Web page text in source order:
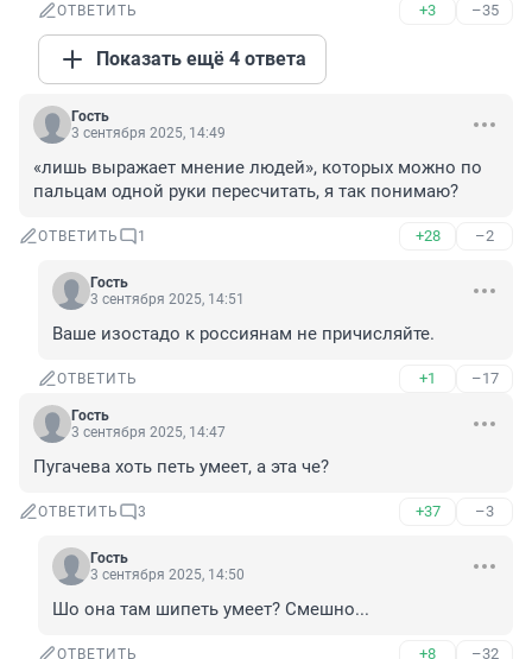
ОТВЕТИТЬ +3 –35
Показать ещё 4 ответа
Гость
3 сентября 2025, 14:49
«лишь выражает мнение людей», которых можно по
пальцам одной руки пересчитать, я так понимаю?
ОТВЕТИТЬ 1 +28 –2
Гость
3 сентября 2025, 14:51
Ваше изостадо к россиянам не причисляйте.
ОТВЕТИТЬ +1 –17
Гость
3 сентября 2025, 14:47
Пугачева хоть петь умеет, а эта че?
ОТВЕТИТЬ 3 +37 –3
Гость
3 сентября 2025, 14:50
Шо она там шипеть умеет? Смешно...
ОТВЕТИТЬ +8 –32